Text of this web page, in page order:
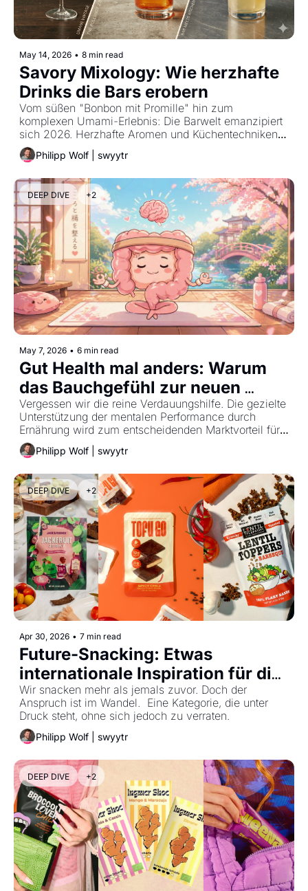
May 14, 2026 • 8 min read
Savory Mixology: Wie herzhafte
Drinks die Bars erobern
Vom süßen "Bonbon mit Promille" hin zum
komplexen Umami-Erlebnis: Die Barwelt emanzipiert
sich 2026. Herzhafte Aromen und Küchentechniken
prägen nun das Glas der Gäst*innen – ein tiefer
Systembruch.
Philipp Wolf | swyytr
DEEP DIVE +2
May 7, 2026 • 6 min read
Gut Health mal anders: Warum
das Bauchgefühl zur neuen
Mentalhygiene wird
Vergessen wir die reine Verdauungshilfe. Die gezielte
Unterstützung der mentalen Performance durch
Ernährung wird zum entscheidenden Marktvorteil für
moderne Food-Brands.
Philipp Wolf | swyytr
DEEP DIVE +2
Apr 30, 2026 • 7 min read
Future-Snacking: Etwas
internationale Inspiration für die
Zukunft des Snackings
Wir snacken mehr als jemals zuvor. Doch der
Anspruch ist im Wandel.  Eine Kategorie, die unter
Druck steht, ohne sich jedoch zu verraten.
Philipp Wolf | swyytr
DEEP DIVE +2